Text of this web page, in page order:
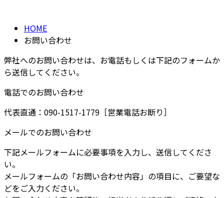
HOME
お問い合わせ
弊社へのお問い合わせは、お電話もしくは下記のフォームか
ら送信してください。
電話でのお問い合わせ
代表直通：090-1517-1779 ［営業電話お断り］
メールでのお問い合わせ
下記メールフォームに必要事項を入力し、送信してくださ
い。
メールフォームの「お問い合わせ内容」の項目に、ご要望な
どをご入力ください。